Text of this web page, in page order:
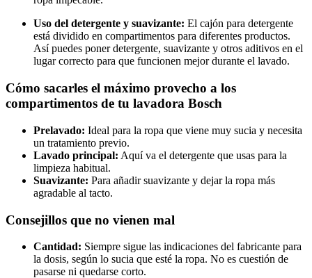
Uso del detergente y suavizante: El cajón para detergente
está dividido en compartimentos para diferentes productos.
Así puedes poner detergente, suavizante y otros aditivos en el
lugar correcto para que funcionen mejor durante el lavado.
Cómo sacarles el máximo provecho a los
compartimentos de tu lavadora Bosch
Prelavado: Ideal para la ropa que viene muy sucia y necesita
un tratamiento previo.
Lavado principal: Aquí va el detergente que usas para la
limpieza habitual.
Suavizante: Para añadir suavizante y dejar la ropa más
agradable al tacto.
Consejillos que no vienen mal
Cantidad: Siempre sigue las indicaciones del fabricante para
la dosis, según lo sucia que esté la ropa. No es cuestión de
pasarse ni quedarse corto.